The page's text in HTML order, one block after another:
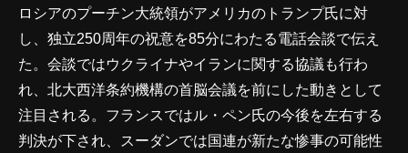
ロシアのプーチン大統領がアメリカのトランプ氏に対
し、独立250周年の祝意を85分にわたる電話会談で伝え
た。会談ではウクライナやイランに関する協議も行わ
れ、北大西洋条約機構の首脳会議を前にした動きとして
注目される。フランスではル・ペン氏の今後を左右する
判決が下され、スーダンでは国連が新たな惨事の可能性